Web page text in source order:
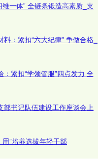
维一体” 全链条锻造高素质_支
料：紧扣“六大纪律” 争做合格_
：紧扣“学领管服”四点发力 全
部书记队伍建设工作座谈会上
用”培养选拔年轻干部